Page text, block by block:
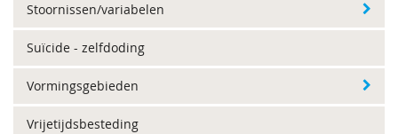
Stoornissen/variabelen
Suïcide - zelfdoding
Vormingsgebieden
Vrijetijdsbesteding